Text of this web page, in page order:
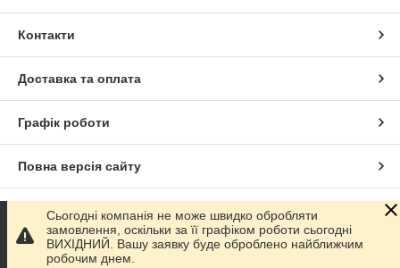
Контакти
Доставка та оплата
Графік роботи
Повна версія сайту
Сайт створено на маркетплейсі Prom.ua
Політика конфіденційності
Сьогодні компанія не може швидко обробляти
замовлення, оскільки за її графіком роботи сьогодні
ВИХІДНИЙ. Вашу заявку буде оброблено найближчим
робочим днем.